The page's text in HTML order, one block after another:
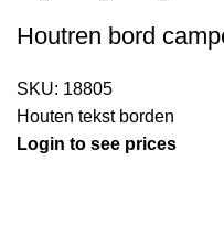
Houtren bord
SKU: 18805
Houten tekst borden
Login to see prices